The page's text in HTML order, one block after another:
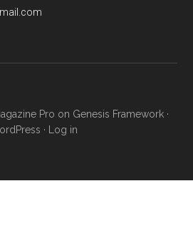
Pro on Genesis Framework·
· Log in